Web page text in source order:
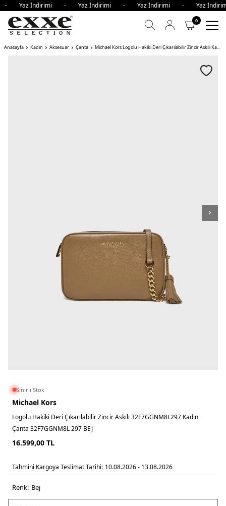
- Yaz İndirimi - Yaz İndirimi - Yaz İndirimi - Yaz
0
Anasayfa Kadın Aksesuar Çanta Michael Kors Logolu Hakiki Deri Çıkarılabilir Zincir Askılı Kadın Çanta
Sınırlı Stok
Michael Kors
Logolu Hakiki Deri Çıkarılabilir Zincir Askılı 32F7GGNM8L297 Kadın
Çanta 32F7GGNM8L 297 BEJ
16.599,00 TL
Tahmini Kargoya Teslimat Tarihi: 10.08.2026 - 13.08.2026
Renk: bej